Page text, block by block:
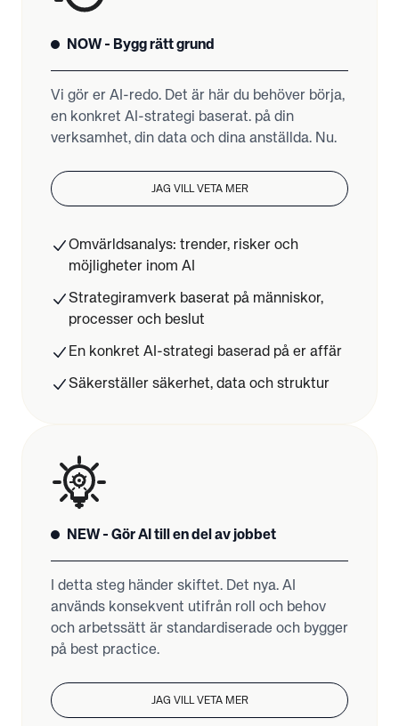
NOW - Bygg rätt grund
Vi gör er AI-redo. Det är här du behöver börja,
en konkret AI-strategi baserat. på din
JAG VILL VETA MER
Omvärldsanalys: trender, risker och
möjligheter inom AI
Strategiramverk baserat på människor,
processer och beslut
En konkret AI-strategi baserad på er affär
Säkerställer säkerhet, data och struktur
NEW - Gör AI till en del av jobbet
I detta steg händer skiftet. Det nya. AI
används konsekvent utifrån roll och behov
och arbetssätt är standardiserade och bygger
JAG VILL VETA MER